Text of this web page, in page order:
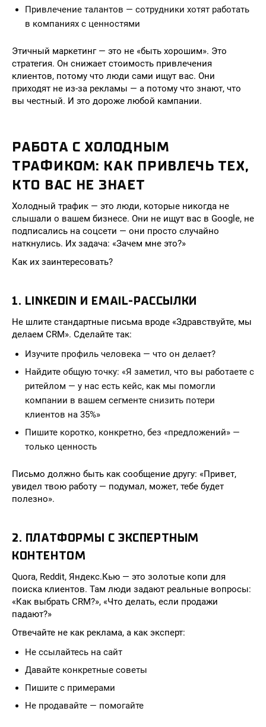
Привлечение талантов — сотрудники хотят работать
в компаниях с ценностями
Этичный маркетинг — это не «быть хорошим». Это
стратегия. Он снижает стоимость привлечения
клиентов, потому что люди сами ищут вас. Они
приходят не из-за рекламы — а потому что знают, что
вы честный. И это дороже любой кампании.
РАБОТА С ХОЛОДНЫМ
ТРАФИКОМ: КАК ПРИВЛЕЧЬ ТЕХ,
КТО ВАС НЕ ЗНАЕТ
Холодный трафик — это люди, которые никогда не
слышали о вашем бизнесе. Они не ищут вас в Google, не
подписались на соцсети — они просто случайно
наткнулись. Их задача: «Зачем мне это?»
Как их заинтересовать?
1. LINKEDIN И EMAIL-РАССЫЛКИ
Не шлите стандартные письма вроде «Здравствуйте, мы
делаем CRM». Сделайте так:
Изучите профиль человека — что он делает?
Найдите общую точку: «Я заметил, что вы работаете с
ритейлом — у нас есть кейс, как мы помогли
компании в вашем сегменте снизить потери
клиентов на 35%»
Пишите коротко, конкретно, без «предложений» —
только ценность
Письмо должно быть как сообщение другу: «Привет,
увидел твою работу — подумал, может, тебе будет
полезно».
2. ПЛАТФОРМЫ С ЭКСПЕРТНЫМ
КОНТЕНТОМ
Quora, Reddit, Яндекс.Кью — это золотые копи для
поиска клиентов. Там люди задают реальные вопросы:
«Как выбрать CRM?», «Что делать, если продажи
падают?»
Отвечайте не как реклама, а как эксперт:
Не ссылайтесь на сайт
Давайте конкретные советы
Пишите с примерами
Не продавайте — помогайте